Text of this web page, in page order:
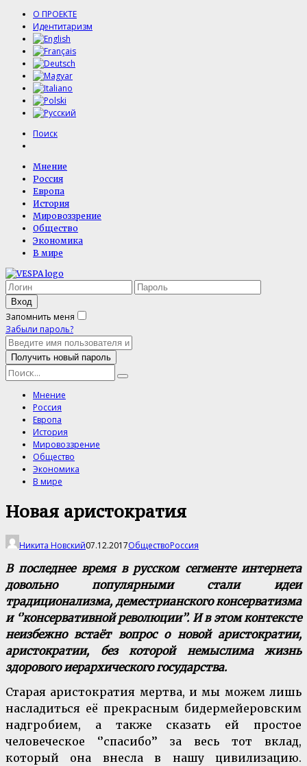
О ПРОЕКТЕ
Идентитаризм
Поиск
Мнение
Россия
Европа
История
Мировоззрение
Общество
Экономика
В мире
Запомнить меня
Забыли пароль?
Мнение
Россия
Европа
История
Мировоззрение
Общество
Экономика
В мире
Новая аристократия
Никита Новский07.12.2017ОбществоРоссия
Впоследнее время в русском сегменте интернета
довольно популярными стали идеи
традиционализма, деместрианского консерватизма
и ‘’консервативной революции’’. И в этом контексте
неизбежно встаёт вопрос о новой аристократии,
аристократии, без которой немыслима жизнь
здорового иерархического государства.
Старая аристократия мертва, и мы можем лишь
насладиться её прекрасным бидермейеровским
надгробием, а также сказать ей простое
человеческое ‘’спасибо’’ за весь тот вклад,
который она внесла в нашу цивилизацию.